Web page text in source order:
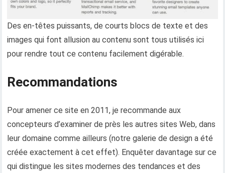
Des en-têtes puissants, de courts blocs de texte et des
images qui font allusion au contenu sont tous utilisés ici
pour rendre tout ce contenu facilement digérable.
Recommandations
Pour amener ce site en 2011, je recommande aux
concepteurs d’examiner de près les autres sites Web, dans
leur domaine comme ailleurs (notre galerie de design a été
créée exactement à cet effet). Enquêter davantage sur ce
qui distingue les sites modernes des tendances et des